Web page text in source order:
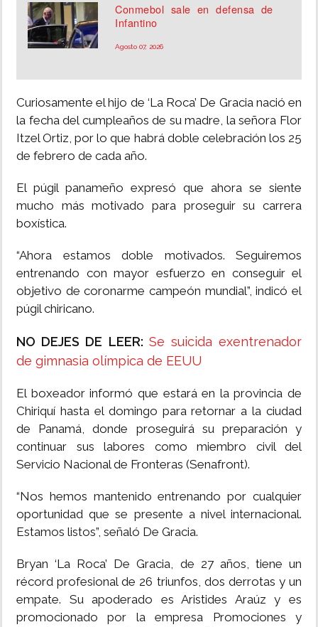
Conmebol sale en defensa de
Infantino
Agosto 07, 2026
Curiosamente el hijo de ‘La Roca’ De Gracia nació en
la fecha del cumpleaños de su madre, la señora Flor
Itzel Ortiz, por lo que habrá doble celebración los 25
de febrero de cada año.
El púgil panameño expresó que ahora se siente
mucho más motivado para proseguir su carrera
boxística.
“Ahora estamos doble motivados. Seguiremos
entrenando con mayor esfuerzo en conseguir el
objetivo de coronarme campeón mundial”, indicó el
púgil chiricano.
NO DEJES DE LEER: Se suicida exentrenador
de gimnasia olímpica de EEUU
El boxeador informó que estará en la provincia de
Chiriquí hasta el domingo para retornar a la ciudad
de Panamá, donde proseguirá su preparación y
continuar sus labores como miembro civil del
Servicio Nacional de Fronteras (Senafront).
“Nos hemos mantenido entrenando por cualquier
oportunidad que se presente a nivel internacional.
Estamos listos”, señaló De Gracia.
Bryan ‘La Roca’ De Gracia, de 27 años, tiene un
récord profesional de 26 triunfos, dos derrotas y un
empate. Su apoderado es Aristides Araúz y es
promocionado por la empresa Promociones y